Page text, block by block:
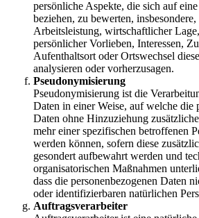
persönliche Aspekte, die sich auf
beziehen, zu bewerten,
Arbeitsleistung, wirtschaftlicher
persönlicher Vorlieben, Interessen,
Aufenthaltsort oder Ortswechsel
analysieren oder vorherzusagen.
Pseudonymisierung
Pseudonymisierung ist die
Daten in einer Weise, auf welche die
Daten ohne Hinzuziehung
mehr einer spezifischen betroffenen
werden können, sofern diese
gesondert aufbewahrt werden und
organisatorischen Maßnahmen
dass die personenbezogenen Daten
oder identifizierbaren natürlichen
Auftragsverarbeiter